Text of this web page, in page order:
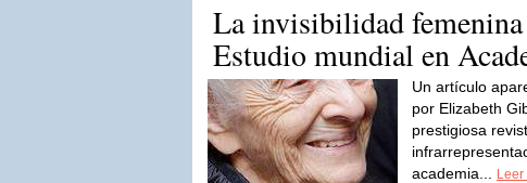
La invisibilidad
Estudio mundial en
Un artículo
por Elizabeth
prestigiosa
academia...